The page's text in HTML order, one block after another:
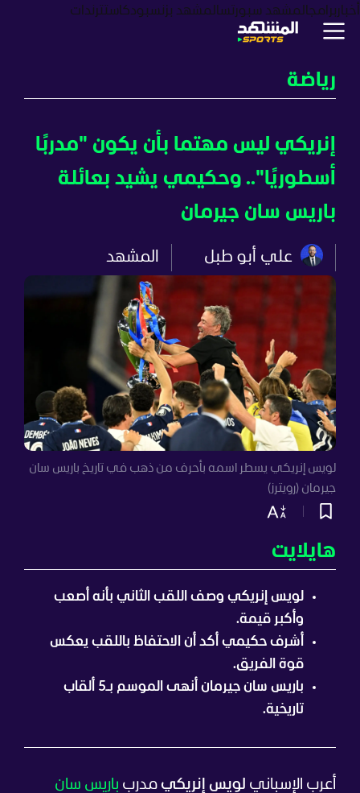
أخبار برامجالمشهد سبورتسالمشهد بزنسبودكاستترندات
رياضة
إنريكي ليس مهتما بأن يكون "مدربًا
أسطوريًا".. وحكيمي يشيد بعائلة
باريس سان جيرمان
علي أبو طبل المشهد
لويس إنريكي يسطر اسمه بأحرف من ذهب في تاريخ باريس سان
جيرمان (رويترز)
هايلايت
لويس إنريكي وصف اللقب الثاني بأنه أصعب
وأكبر قيمة.
أشرف حكيمي أكد أن الاحتفاظ باللقب يعكس
قوة الفريق.
باريس سان جيرمان أنهى الموسم بـ5 ألقاب
تاريخية.
أعرب الإسباني لويس إنريكي مدرب باريس سان